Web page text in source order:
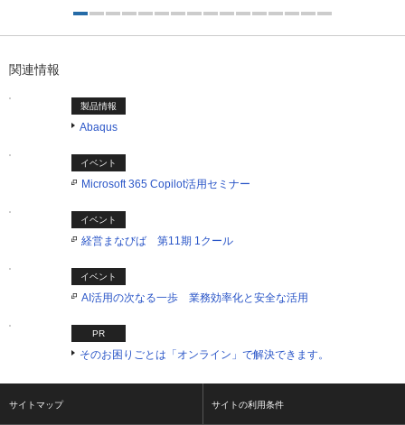
関連情報
製品情報
Abaqus
イベント
Microsoft 365 Copilot活用セミナー
イベント
経営まなびば 第11期 1クール
イベント
AI活用の次なる一歩 業務効率化と安全な活用
PR
そのお困りごとは「オンライン」で解決できます。
サイトマップ サイトの利用条件